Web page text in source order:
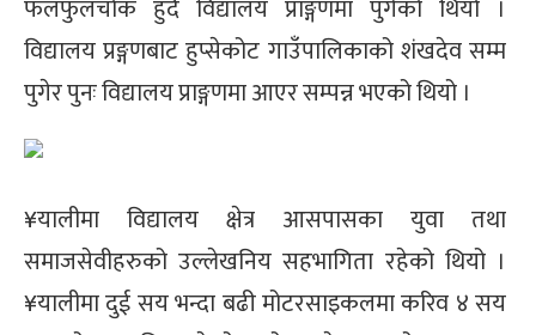
फलफुलचोक हुदै विद्यालय प्राङ्गणमा पुगेको थियो ।
विद्यालय प्रङ्गणबाट हुप्सेकोट गाउँपालिकाको शंखदेव सम्म
पुगेर पुनः विद्यालय प्राङ्गणमा आएर सम्पन्न भएको थियो ।
¥यालीमा विद्यालय क्षेत्र आसपासका युवा तथा
समाजसेवीहरुको उल्लेखनिय सहभागिता रहेको थियो ।
¥यालीमा दुई सय भन्दा बढी मोटरसाइकलमा करिव ४ सय